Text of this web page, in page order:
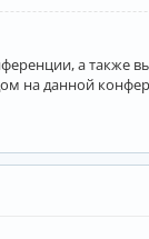
а
на данной